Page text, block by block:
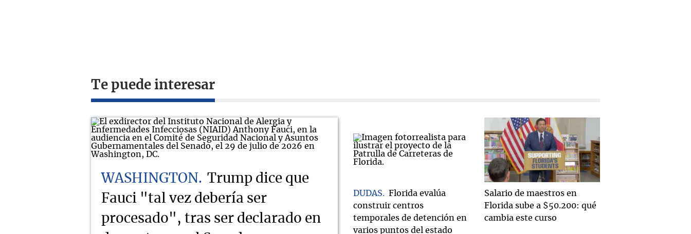
Te puede interesar
WASHINGTON
Trump dice que
Fauci "tal vez debería ser
procesado", tras ser declarado en
DUDAS
Florida evalúa
construir centros
temporales de detención en
varios puntos del estado
Salario de maestros en
Florida sube a $50.200: qué
cambia este curso